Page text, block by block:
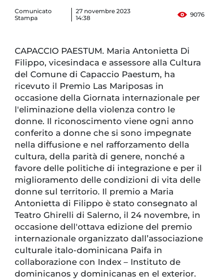
Comunicato
Stampa
27 novembre 2023
14:38
9076
CAPACCIO PAESTUM. Maria Antonietta Di
Filippo, vicesindaca e assessore alla Cultura
del Comune di Capaccio Paestum, ha
ricevuto il Premio Las Mariposas in
occasione della Giornata internazionale per
l'eliminazione della violenza contro le
donne. Il riconoscimento viene ogni anno
conferito a donne che si sono impegnate
nella diffusione e nel rafforzamento della
cultura, della parità di genere, nonché a
favore delle politiche di integrazione e per il
miglioramento delle condizioni di vita delle
donne sul territorio. Il premio a Maria
Antonietta di Filippo è stato consegnato al
Teatro Ghirelli di Salerno, il 24 novembre, in
occasione dell'ottava edizione del premio
internazionale organizzato dall’associazione
culturale italo-dominicana Paifa in
collaborazione con Index – Instituto de
dominicanos y dominicanas en el exterior.